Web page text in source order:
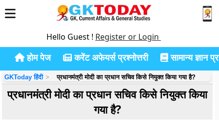
Hello Guest ! Register or Login
होम पेज करेंट अफेयर्स प्रश्नोत्तरी सामान्य ज्ञान
GKToday हिंदी प्रधानमंत्री मोदी का प्रधान सचिव किसे नियुक्त किया गया है?
प्रधानमंत्री मोदी का प्रधान सचिव किसे नियुक्त किया
गया है?